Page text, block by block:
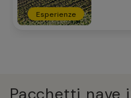
Esperienze
Pacchetti nave